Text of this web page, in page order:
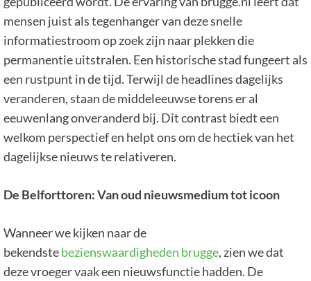
mensen juist als tegenhanger van deze snelle
informatiestroom op zoek zijn naar plekken die
permanentie uitstralen. Een historische stad fungeert als
een rustpunt in de tijd. Terwijl de headlines dagelijks
veranderen, staan de middeleeuwse torens er al
eeuwenlang onveranderd bij. Dit contrast biedt een
welkom perspectief en helpt ons om de hectiek van het
dagelijkse nieuws te relativeren.
De Belforttoren: Van oud nieuwsmedium tot icoon
Wanneer we kijken naar de
bekendstebezienswaardigheden brugge, zien we dat
deze vroeger vaak een nieuwsfunctie hadden. De